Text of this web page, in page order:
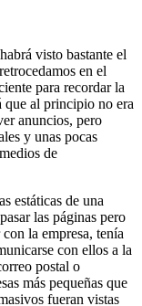
visto bastante el
en el
para recordar la
que al principio no era
anuncios, pero
y unas pocas
de
estáticas de una
las páginas pero
la empresa, tenía
con ellos a la
postal o
más pequeñas que
fueran vistas